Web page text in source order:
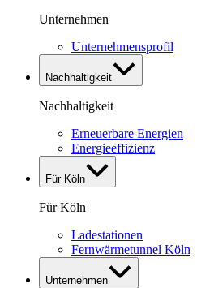
Unternehmen
Unternehmensprofil
Nachhaltigkeit
Nachhaltigkeit
Erneuerbare Energien
Energieeffizienz
Für Köln
Für Köln
Ladestationen
Fernwärmetunnel Köln
Unternehmen